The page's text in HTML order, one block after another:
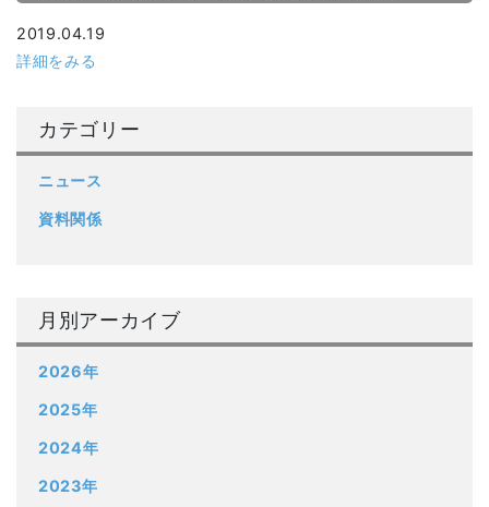
2019.04.19
詳細をみる
カテゴリー
ニュース
資料関係
月別アーカイブ
2026年
2025年
2024年
2023年